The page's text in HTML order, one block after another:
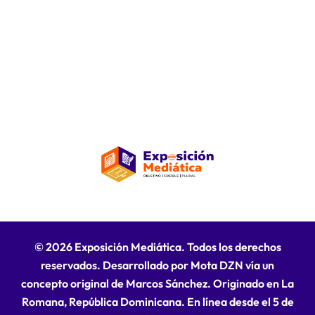
© 2026 Exposición Mediática. Todos los derechos
reservados. Desarrollado por Mota DZN vía un
concepto original de Marcos Sánchez. Originado en La
Romana, República Dominicana. En línea desde el 5 de